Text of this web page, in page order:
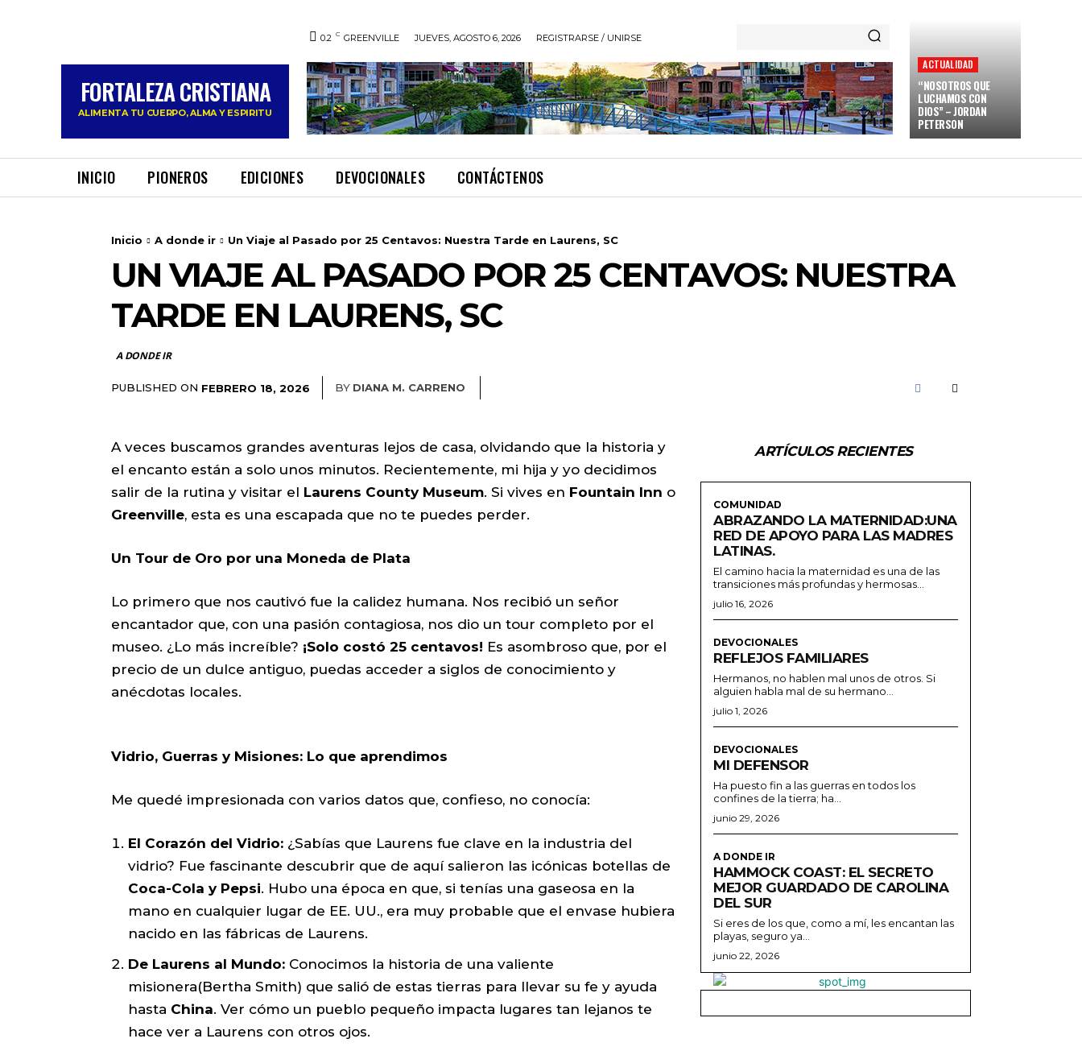
FORTALEZA CRISTIANA
ALIMENTA TU CUERPO, ALMA Y ESPIRITU
0.2 C GREENVILLE JUEVES, AGOSTO 6, 2026 REGISTRARSE / UNIRSE
ACTUALIDAD
“NOSOTROS QUE
LUCHAMOS CON
DIOS” – JORDAN
PETERSON
INICIO PIONEROS EDICIONES DEVOCIONALES CONTÁCTENOS
Inicio A donde ir Un Viaje al Pasado por 25 Centavos: Nuestra Tarde en Laurens, SC
UN VIAJE AL PASADO POR 25 CENTAVOS: NUESTRA
TARDE EN LAURENS, SC
A DONDE IR
PUBLISHED ON FEBRERO 18, 2026 BY DIANA M. CARRENO
A veces buscamos grandes aventuras lejos de casa, olvidando que la historia y
el encanto están a solo unos minutos. Recientemente, mi hija y yo decidimos
salir de la rutina y visitar el Laurens County Museum. Si vives en Fountain Inn o
Greenville, esta es una escapada que no te puedes perder.
Un Tour de Oro por una Moneda de Plata
Lo primero que nos cautivó fue la calidez humana. Nos recibió un señor
encantador que, con una pasión contagiosa, nos dio un tour completo por el
museo. ¿Lo más increíble? ¡Solo costó 25 centavos! Es asombroso que, por el
precio de un dulce antiguo, puedas acceder a siglos de conocimiento y
anécdotas locales.
Vidrio, Guerras y Misiones: Lo que aprendimos
Me quedé impresionada con varios datos que, confieso, no conocía:
El Corazón del Vidrio: ¿Sabías que Laurens fue clave en la industria del
vidrio? Fue fascinante descubrir que de aquí salieron las icónicas botellas de
Coca-Cola y Pepsi. Hubo una época en que, si tenías una gaseosa en la
mano en cualquier lugar de EE. UU., era muy probable que el envase hubiera
nacido en las fábricas de Laurens.
De Laurens al Mundo: Conocimos la historia de una valiente
misionera(Bertha Smith) que salió de estas tierras para llevar su fe y ayuda
hasta China. Ver cómo un pueblo pequeño impacta lugares tan lejanos te
hace ver a Laurens con otros ojos.
ARTÍCULOS RECIENTES
COMUNIDAD
ABRAZANDO LA MATERNIDAD:UNA
RED DE APOYO PARA LAS MADRES
LATINAS.
El camino hacia la maternidad es una de las
transiciones más profundas y hermosas...
julio 16, 2026
DEVOCIONALES
REFLEJOS FAMILIARES
Hermanos, no hablen mal unos de otros. Si
alguien habla mal de su hermano...
julio 1, 2026
DEVOCIONALES
MI DEFENSOR
Ha puesto fin a las guerras en todos los
confines de la tierra; ha...
junio 29, 2026
A DONDE IR
HAMMOCK COAST: EL SECRETO
MEJOR GUARDADO DE CAROLINA
DEL SUR
Si eres de los que, como a mí, les encantan las
playas, seguro ya...
junio 22, 2026